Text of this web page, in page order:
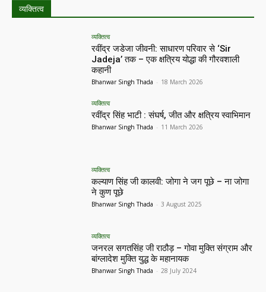
व्यक्तित्व
व्यक्तित्व
रवींद्र जडेजा जीवनी: साधारण परिवार से ‘Sir
Jadeja’ तक – एक क्षत्रिय योद्धा की गौरवशाली
कहानी
Bhanwar Singh Thada - 18 March 2026
व्यक्तित्व
रवींद्र सिंह भाटी : संघर्ष, जीत और क्षत्रिय स्वाभिमान
Bhanwar Singh Thada - 11 March 2026
व्यक्तित्व
कल्याण सिंह जी कालवी: जोगा ने जग पूछे – ना जोगा
ने कुण पूछे
Bhanwar Singh Thada - 3 August 2025
व्यक्तित्व
जनरल सगतसिंह जी राठौड़ – गोवा मुक्ति संग्राम और
बांग्लादेश मुक्ति युद्ध के महानायक
Bhanwar Singh Thada - 28 July 2024